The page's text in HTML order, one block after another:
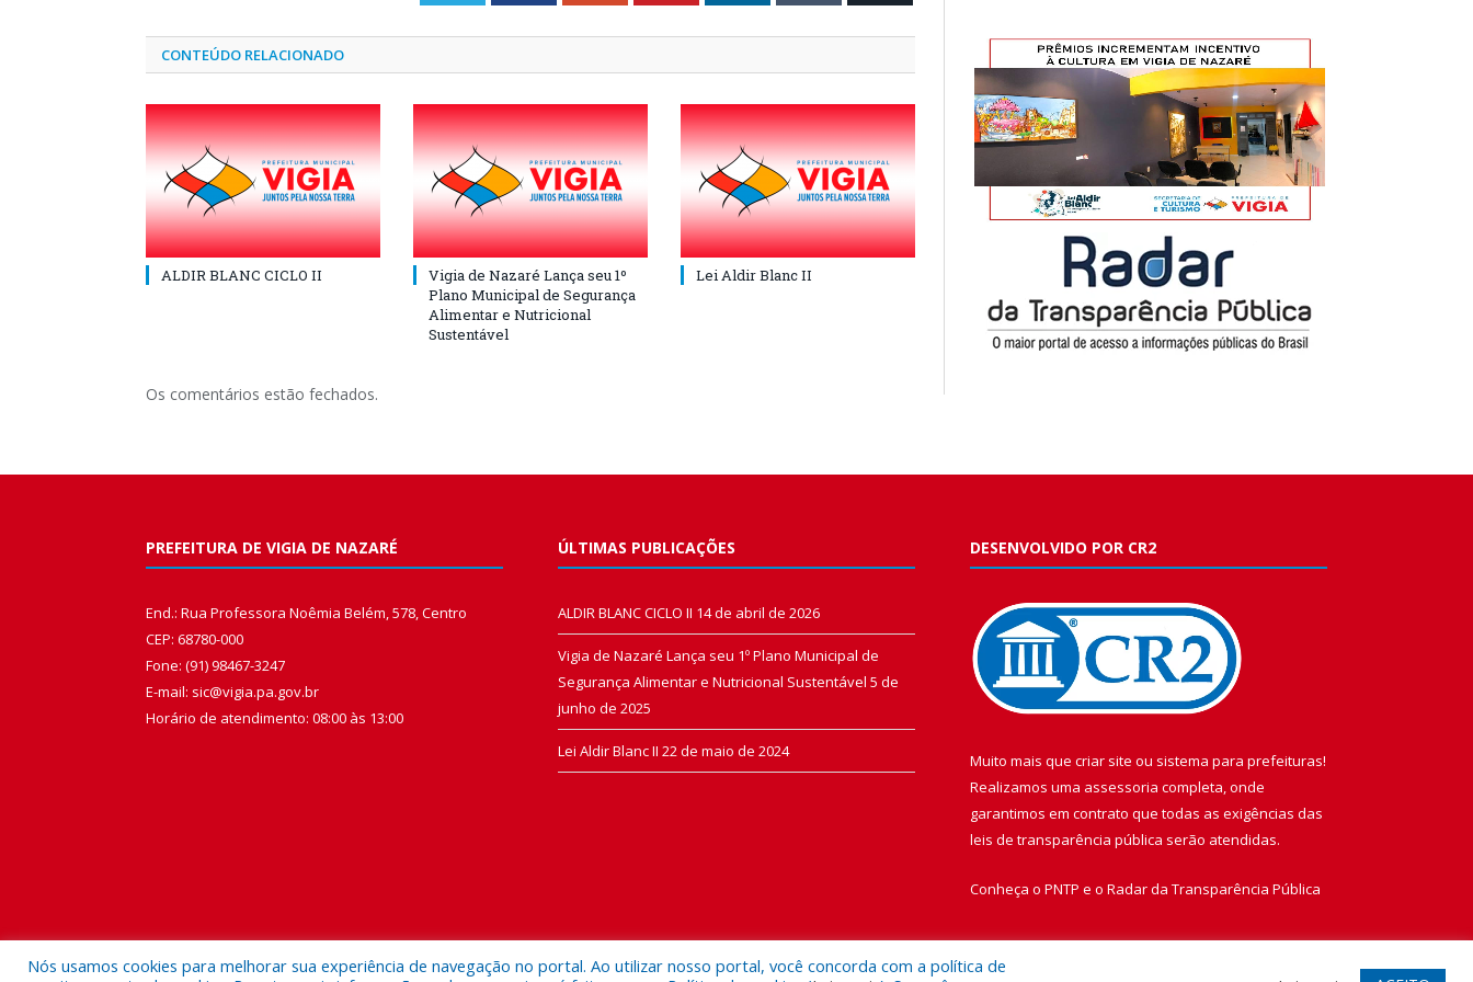
CONTEÚDO RELACIONADO
ALDIR BLANC CICLO II
Vigia de Nazaré Lança seu 1º
Plano Municipal de Segurança
Alimentar e Nutricional
Sustentável
Lei Aldir Blanc II
Os comentários estão fechados.
PREFEITURA DE VIGIA DE NAZARÉ
End.: Rua Professora Noêmia Belém, 578, Centro
CEP: 68780-000
Fone: (91) 98467-3247
E-mail: sic@vigia.pa.gov.br
Horário de atendimento: 08:00 às 13:00
ÚLTIMAS PUBLICAÇÕES
ALDIR BLANC CICLO II 14 de abril de 2026
Vigia de Nazaré Lança seu 1º Plano Municipal de
Segurança Alimentar e Nutricional Sustentável 5 de
junho de 2025
Lei Aldir Blanc II 22 de maio de 2024
DESENVOLVIDO POR CR2
Muito mais que criar site ou sistema para prefeituras!
Realizamos uma assessoria completa, onde
garantimos em contrato que todas as exigências das
leis de transparência pública serão atendidas.
Conheça o PNTP e o Radar da Transparência Pública
Nós usamos cookies para melhorar sua experiência de navegação no portal. Ao utilizar nosso portal, você concorda com a política de